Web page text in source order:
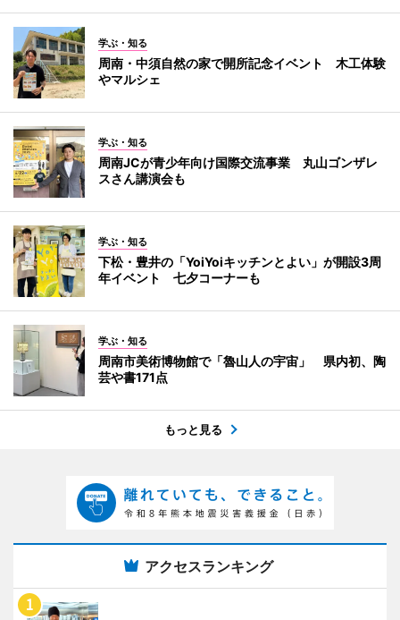
学ぶ・知る
周南・中須自然の家で開所記念イベント 木工体験
やマルシェ
学ぶ・知る
周南JCが青少年向け国際交流事業 丸山ゴンザレ
スさん講演会も
学ぶ・知る
下松・豊井の「YoiYoiキッチンとよい」が開設3周
年イベント 七夕コーナーも
学ぶ・知る
周南市美術博物館で「魯山人の宇宙」 県内初、陶
芸や書171点
もっと見る
アクセスランキング